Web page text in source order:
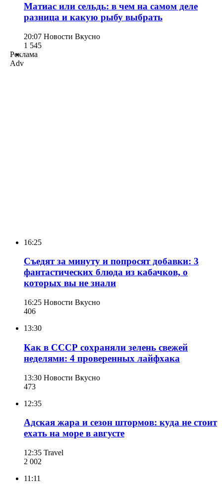
Матиас или сельдь: в чем на самом деле
разница и какую рыбу выбрать
20:07 Новости Вкусно
1 545
Реклама
Adv
16:25
Съедят за минуту и попросят добавки: 3
фантастических блюда из кабачков, о
которых вы не знали
16:25 Новости Вкусно
406
13:30
Как в СССР сохраняли зелень свежей
неделями: 4 проверенных лайфхака
13:30 Новости Вкусно
473
12:35
Адская жара и сезон штормов: куда не стоит
ехать на море в августе
12:35 Travel
2 002
11:11